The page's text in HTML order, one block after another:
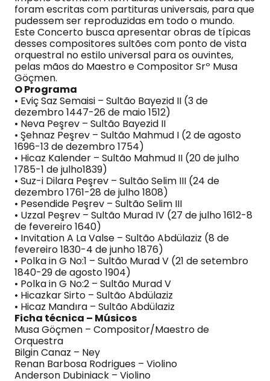
foram escritas com partituras universais, para que
pudessem ser reproduzidas em todo o mundo.
Este Concerto busca apresentar obras de típicas
desses compositores sultões com ponto de vista
orquestral no estilo universal para os ouvintes,
pelas mãos do Maestro e Compositor Srº Musa
Göçmen.
O Programa
• Eviç Saz Semaisi – Sultão Bayezid II (3 de
dezembro 1447-26 de maio 1512)
• Neva Peşrev – Sultão Bayezid II
• Şehnaz Peşrev – Sultão Mahmud I (2 de agosto
1696-13 de dezembro 1754)
• Hicaz Kalender – Sultão Mahmud II (20 de julho
1785-1 de julho1839)
• Suz-i Dilara Peşrev – Sultão Selim III (24 de
dezembro 1761-28 de julho 1808)
• Pesendide Peşrev – Sultão Selim III
• Uzzal Peşrev – Sultão Murad IV (27 de julho 1612-8
de fevereiro 1640)
• Invitation A La Valse – Sultão Abdülaziz (8 de
fevereiro 1830-4 de junho 1876)
• Polka in G No:1 – Sultão Murad V (21 de setembro
1840-29 de agosto 1904)
• Polka in G No:2 – Sultão Murad V
• Hicazkar Sirto – Sultão Abdülaziz
• Hicaz Mandıra – Sultão Abdülaziz
Ficha técnica – Músicos
Musa Göçmen – Compositor/Maestro de
Orquestra
Bilgin Canaz – Ney
Renan Barbosa Rodrigues – Violino
Anderson Dubiniack – Violino